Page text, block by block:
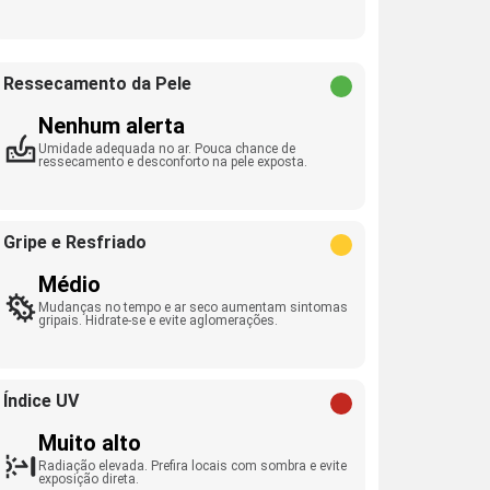
Ressecamento da Pele
Nenhum alerta
Umidade adequada no ar. Pouca chance de
ressecamento e desconforto na pele exposta.
Gripe e Resfriado
Médio
Mudanças no tempo e ar seco aumentam sintomas
gripais. Hidrate-se e evite aglomerações.
Índice UV
Muito alto
Radiação elevada. Prefira locais com sombra e evite
exposição direta.